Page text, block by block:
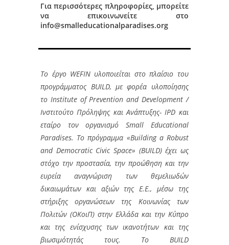
Για περισσότερες πληροφορίες, μπορείτε
να επικοινωνείτε στο
info@smalleducationalparadises.org
Το έργο WEFIN υλοποιείται στο πλαίσιο του
προγράμματος BUILD, με φορέα υλοποίησης
το Institute of Prevention and Development /
Ινστιτούτο Πρόληψης και Ανάπτυξης- IPD και
εταίρο τον οργανισμό Small Educational
Paradises. Το πρόγραμμα «Building a Robust
and Democratic Civic Space» (BUILD) έχει ως
στόχο την προστασία, την προώθηση και την
ευρεία αναγνώριση των θεμελιωδών
δικαιωμάτων και αξιών της Ε.Ε., μέσω της
στήριξης οργανώσεων της Κοινωνίας των
Πολιτών (OKοιΠ) στην Ελλάδα και την Κύπρο
και της ενίσχυσης των ικανοτήτων και της
βιωσιμότητάς τους. Το BUILD